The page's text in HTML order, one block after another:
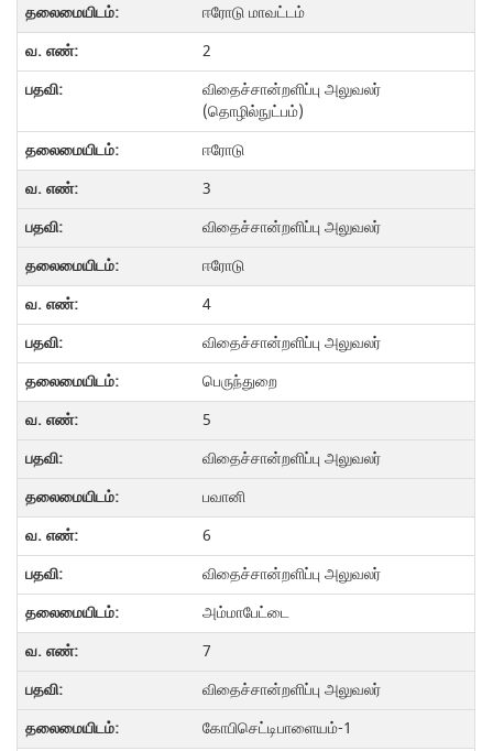
ஈரோடு மாவட்டம்
2
விதைச்சான்றளிப்பு அலுவலர்
(தொழில்நுட்பம்)
ஈரோடு
3
விதைச்சான்றளிப்பு அலுவலர்
ஈரோடு
4
விதைச்சான்றளிப்பு அலுவலர்
பெருந்துறை
5
விதைச்சான்றளிப்பு அலுவலர்
பவானி
6
விதைச்சான்றளிப்பு அலுவலர்
அம்மாபேட்டை
7
விதைச்சான்றளிப்பு அலுவலர்
கோபிசெட்டிபாளையம்-1